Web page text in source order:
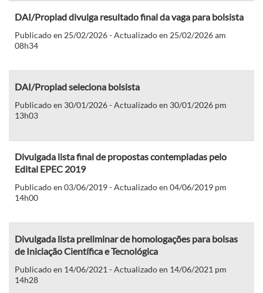
DAI/Proplad divulga resultado final da vaga para bolsista
Publicado en 25/02/2026 - Actualizado en 25/02/2026 am
08h34
DAI/Proplad seleciona bolsista
Publicado en 30/01/2026 - Actualizado en 30/01/2026 pm
13h03
Divulgada lista final de propostas contempladas pelo
Edital EPEC 2019
Publicado en 03/06/2019 - Actualizado en 04/06/2019 pm
14h00
Divulgada lista preliminar de homologações para bolsas
de Iniciação Científica e Tecnológica
Publicado en 14/06/2021 - Actualizado en 14/06/2021 pm
14h28